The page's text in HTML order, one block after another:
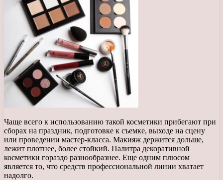
Чаще всего к использованию такой косметики прибегают при
сборах на праздник, подготовке к съемке, выходе на сцену
или проведении мастер-класса. Макияж держится дольше,
лежит плотнее, более стойкий. Палитра декоративной
косметики гораздо разнообразнее. Еще одним плюсом
является то, что средств профессиональной линии хватает
надолго.